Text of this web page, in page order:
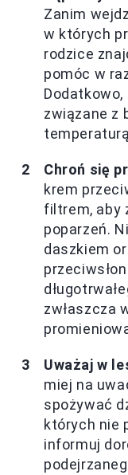
Zanim
w których
rodzice
pomóc w
związane z
Chroń się
krem
filtrem, aby
poparzeń.
daszkiem
zwłaszcza
Uważaj w
miej na
spożywać
których nie
informuj